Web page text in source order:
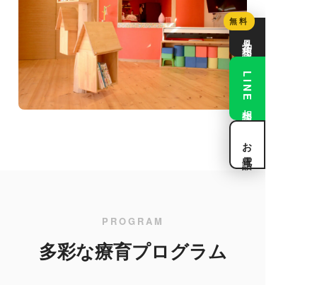
無料
見学・相談
LINE相談
お電話
PROGRAM
多彩な療育プログラム